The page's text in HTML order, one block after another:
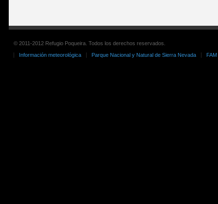
© 2011-2012 Refugio Poqueira. Todos los derechos reservados.
Información meteorológica
Parque Nacional y Natural de Sierra Nevada FAM